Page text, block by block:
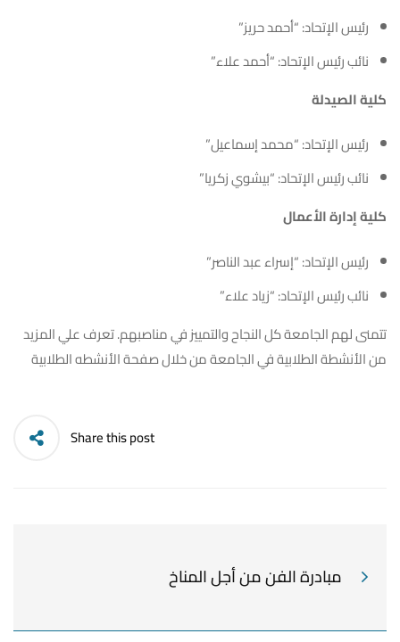
رئيس الإتحاد: “أحمد حريز”
نائب رئيس الإتحاد: “أحمد علاء”
كلية الصيدلة
رئيس الإتحاد: “محمد إسماعيل”
نائب رئيس الإتحاد: “بيشوي زكريا”
كلية إدارة الأعمال
رئيس الإتحاد: “إسراء عبد الناصر”
نائب رئيس الإتحاد: “زياد علاء”
تتمنى لهم الجامعة كل النجاح والتمييز في مناصبهم. تعرف علي المزيد
من الأنشطة الطلابية في الجامعة من خلالصفحة الأنشطه الطلابية
Share this post
مبادرة الفن من أجل المناخ